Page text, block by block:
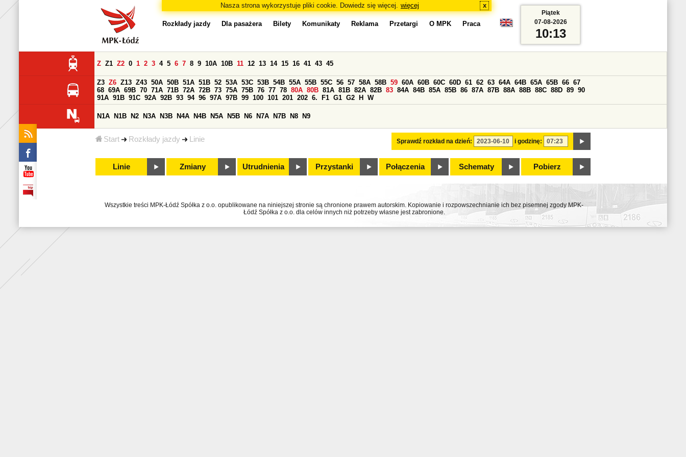
Nasza strona wykorzystuje pliki cookie. Dowiedz się więcej. więcej x
Start Rozkłady jazdy Linie
Rozkłady jazdy Dla pasażera Bilety Komunikaty Reklama Przetargi O MPK Praca
Sprawdź rozkład na dzień: i godzinę:
Z Z1 Z2 0 1 2 3 4 5 6 7 8 9 10A 10B 11 12 13 14 15 16 41 43 45
Z3 Z6 Z13 Z43 50A 50B 51A 51B 52 53A 53C 53B 54B 55A 55B 55C 56 57 58A 58B 59 60A 60B 60C 60D 61 62 63 64A 64B 65A 65B 66 67
68 69A 69B 70 71A 71B 72A 72B 73 75A 75B 76 77 78 80A 80B 81A 81B 82A 82B 83 84A 84B 85A 85B 86 87A 87B 88A 88B 88C 88D 89 90
91A 91B 91C 92A 92B 93 94 96 97A 97B 99 100 101 201 202 6. F1 G1 G2 H W
N1A N1B N2 N3A N3B N4A N4B N5A N5B N6 N7A N7B N8 N9
Linie Zmiany Utrudnienia Przystanki Połączenia Schematy Pobierz
Piątek
07-08-2026
10:13
Wszystkie treści MPK-Łódź Spółka z o.o. opublikowane na niniejszej stronie są chronione prawem autorskim. Kopiowanie i rozpowszechnianie ich bez pisemnej zgody MPK-
Łódź Spółka z o.o. dla celów innych niż potrzeby własne jest zabronione.